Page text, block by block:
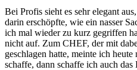
Bei Profis sieht es sehr elegant
darin erschöpfte, wie ein nasser
ich mal wieder zu kurz gegriffen
nicht auf. Zum CHEF, der mit
geschlagen hatte, meinte ich
schaffe, dann schaffe ich auch das